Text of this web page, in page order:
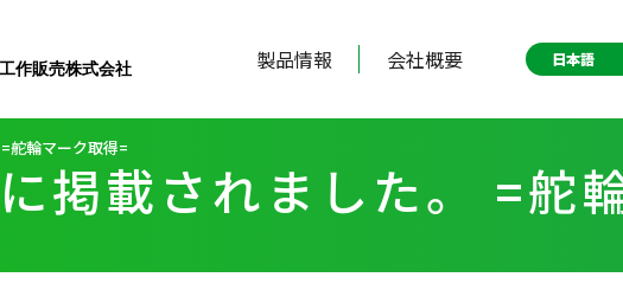
作販売株式会社
製品情報 会社概要 日本語
舵輪マーク取得=
掲載されました。 =舵